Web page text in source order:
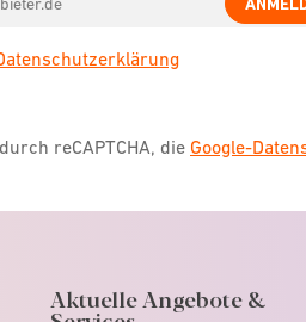
reCAPTCHA, die Google-
Aktuelle Angebote &